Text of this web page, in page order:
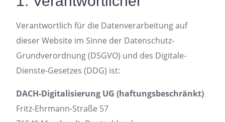
Verantwortlich für die Datenverarbeitung auf
dieser Website im Sinne der Datenschutz-
Grundverordnung (DSGVO) und des Digitale-
Dienste-Gesetzes (DDG) ist:
DACH-Digitalisierung UG (haftungsbeschränkt)
Fritz-Ehrmann-Straße 57